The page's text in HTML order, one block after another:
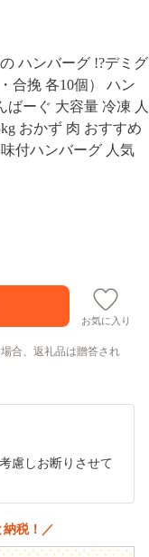
ハンバーグ !?デミグ
合挽 各10個） ハン
ばーぐ 大容量 冷凍 人
おかず 肉 おすすめ
付ハンバーグ 人気
お気に入り
合、返礼品は贈答され
慮しお断りさせて
税！／